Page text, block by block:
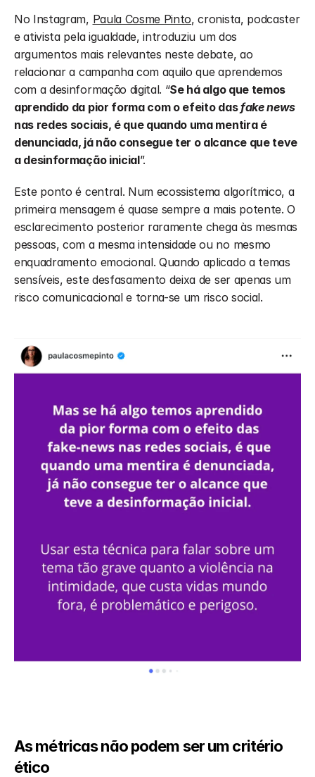
No Instagram, Paula Cosme Pinto, cronista, podcaster
e ativista pela igualdade, introduziu um dos
argumentos mais relevantes neste debate, ao
relacionar a campanha com aquilo que aprendemos
com a desinformação digital. “Se há algo que temos
aprendido da pior forma com o efeito das fake news
nas redes sociais, é que quando uma mentira é
denunciada, já não consegue ter o alcance que teve
a desinformação inicial”.
Este ponto é central. Num ecossistema algorítmico, a
primeira mensagem é quase sempre a mais potente. O
esclarecimento posterior raramente chega às mesmas
pessoas, com a mesma intensidade ou no mesmo
enquadramento emocional. Quando aplicado a temas
sensíveis, este desfasamento deixa de ser apenas um
risco comunicacional e torna-se um risco social.
As métricas não podem ser um critério
ético